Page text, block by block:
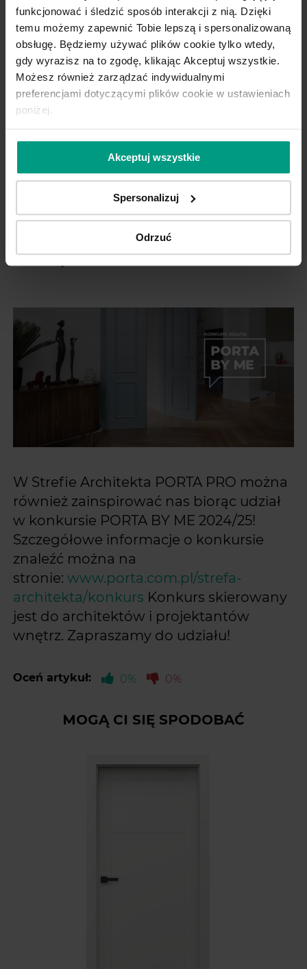
funkcjonować i śledzić sposób interakcji z nią. Dzięki
temu możemy zapewnić Tobie lepszą i spersonalizowaną
obsługę. Będziemy używać plików cookie tylko wtedy,
gdy wyrazisz na to zgodę, klikając Akceptuj wszystkie.
Możesz również zarządzać indywidualnymi
preferencjami dotyczącymi plików cookie w ustawieniach
poniżej.
Akceptuj wszystkie
Spersonalizuj
Odrzuć
projektu.
Realizacje
To baza inspiracji PORTA DRZWI, w
której można zapoznać się z gotowymi
projektach. Gotowe realizacje projektów
z drzwiami PORTA pomogą w inspiracji i
w zrealizowaniu projektu dla każdego
Konkurs PORTA BY ME
2024/25
W Strefie Architekta PORTA PRO można
również zainspirować nas biorąc udział
w konkursie PORTA BY ME 2024/25!
Szczegółowe informacje o konkursie
znaleźć można na
stronie:www.porta.com.pl/strefa-
architekta/konkurs Konkurs skierowany
jest do architektów i projektantów
wnętrz. Zapraszamy do udziału!
Oceń artykuł: 0% 0%